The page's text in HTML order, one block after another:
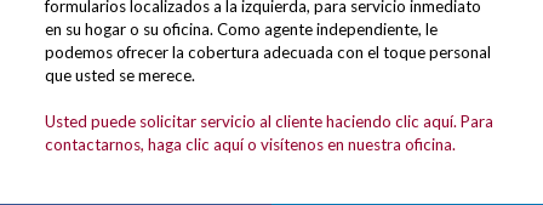
formularios localizados a la izquierda, para servicio inmediato
en su hogar o su oficina. Como agente independiente, le
podemos ofrecer la cobertura adecuada con el toque personal
que usted se merece.
Usted puede solicitar servicio al cliente haciendo clic aquí. Para
contactarnos, haga clic aquí o visítenos en nuestra oficina.